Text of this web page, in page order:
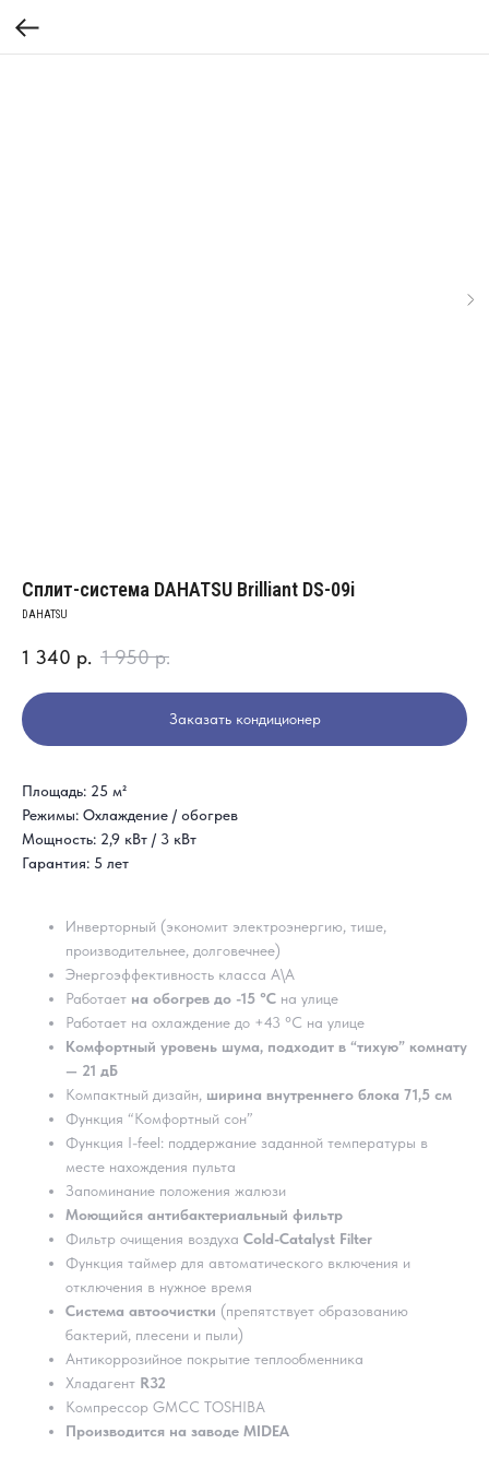
Сплит-система DAHATSU Brilliant DS-09i
DAHATSU
1 340 р. 1 950 р.
Заказать кондиционер
Площадь: 25 м²
Режимы: Охлаждение / обогрев
Мощность: 2,9 кВт / 3 кВт
Гарантия: 5 лет
Инверторный (экономит электроэнергию, тише,
производительнее, долговечнее)
Энергоэффективность класса A\А
Работает на обогрев до -15 °C на улице
Работает на охлаждение до +43 °C на улице
Комфортный уровень шума, подходит в “тихую” комнату
— 21 дБ
Компактный дизайн, ширина внутреннего блока 71,5 см
Функция “Комфортный сон”
Функция I-feel: поддержание заданной температуры в
месте нахождения пульта
Запоминание положения жалюзи
Моющийся антибактериальный фильтр
Фильтр очищения воздуха Cold-Catalyst Filter
Функция таймер для автоматического включения и
отключения в нужное время
Система автоочистки (препятствует образованию
бактерий, плесени и пыли)
Антикоррозийное покрытие теплообменника
Хладагент R32
Компрессор GMCC TOSHIBA
Производится на заводе MIDEA